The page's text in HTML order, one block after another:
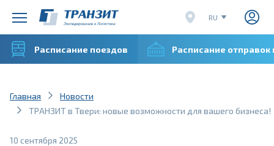
RU
EN
CN
Расписание поездов Расписание
Главная
Новости
ТРАНЗИТ в Твери: новые возможности для вашего бизнеса!
10 сентября 2025